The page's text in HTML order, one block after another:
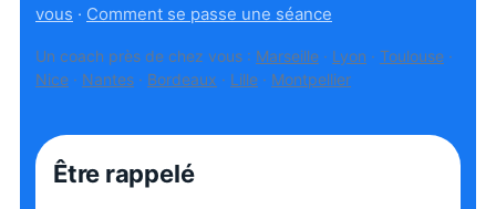
vous · Comment se passe une séance
Un coach près de chez vous : Marseille · Lyon · Toulouse ·
Nice · Nantes · Bordeaux · Lille · Montpellier
Être rappelé